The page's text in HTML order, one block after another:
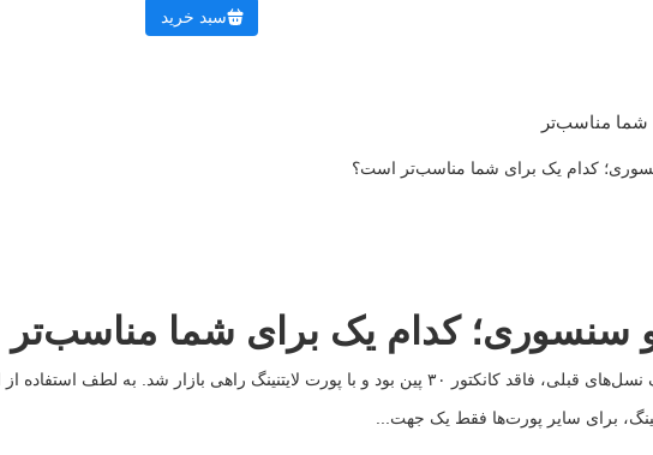
سبد خرید
شما مناسب‌تر
کدام یک برای شما مناسب‌تر است؟
و سنسوری؛ کدام یک برای شما
اپل ۱۰ سال قبل از آیفون ۵ رونمایی کرد که برخلاف نسل‌های قبلی، فاقد کانکتور ۳۰ پین بود و
برای سایر پورت‌ها فقط یک جهت...